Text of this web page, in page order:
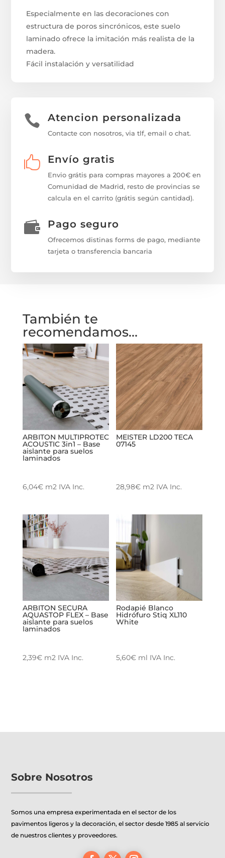
Especialmente en las decoraciones con
estructura de poros sincrónicos, este suelo
laminado ofrece la imitación más realista de la
madera.
Fácil instalación y versatilidad
 Atencion personalizada
Contacte con nosotros, via tlf, email o chat.
 Envío gratis
Envio grátis para compras mayores a 200€ en
Comunidad de Madrid, resto de provincias se
calcula en el carrito (grátis según cantidad).
 Pago seguro
Ofrecemos distinas forms de pago, mediante
tarjeta o transferencia bancaria
También te
recomendamos…
ARBITON MULTIPROTEC
ACOUSTIC 3in1 – Base
aislante para suelos
laminados
6,04€m2 IVA Inc.
MEISTER LD200 TECA
07145
28,98€ m2 IVA Inc.
ARBITON SECURA
AQUASTOP FLEX – Base
aislante para suelos
laminados
2,39€m2 IVA Inc.
Rodapié Blanco
Hidrófuro Stiq XL110
White
5,60€ ml IVA Inc.
Sobre Nosotros
Somos una empresa experimentada en el sector de los
pavimentos ligeros y la decoración, el sector desde 1985 al servicio
de nuestros clientes y proveedores.